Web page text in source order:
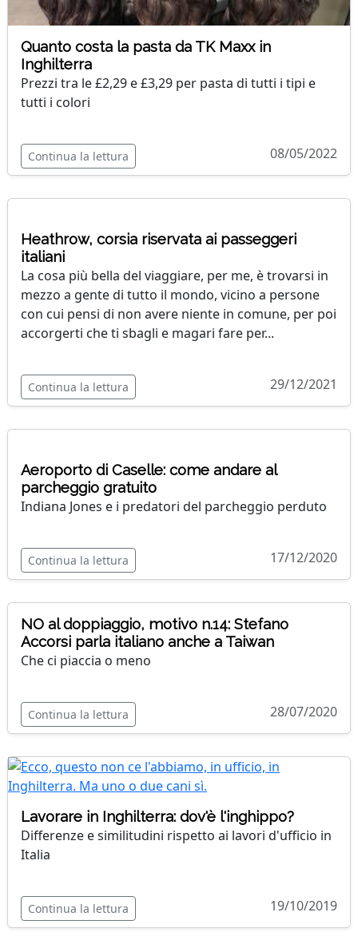
Quanto costa la pasta da TK Maxx in
Inghilterra
Prezzi tra le £2,29 e £3,29 per pasta di tutti i tipi e
tutti i colori
Continua la lettura 08/05/2022
Heathrow, corsia riservata ai passeggeri
italiani
La cosa più bella del viaggiare, per me, è trovarsi in
mezzo a gente di tutto il mondo, vicino a persone
con cui pensi di non avere niente in comune, per poi
accorgerti che ti sbagli e magari fare per...
Continua la lettura 29/12/2021
Aeroporto di Caselle: come andare al
parcheggio gratuito
Indiana Jones e i predatori del parcheggio perduto
Continua la lettura 17/12/2020
NO al doppiaggio, motivo n.14: Stefano
Accorsi parla italiano anche a Taiwan
Che ci piaccia o meno
Continua la lettura 28/07/2020
Lavorare in Inghilterra: dov'è l'inghippo?
Differenze e similitudini rispetto ai lavori d'ufficio in
Italia
Continua la lettura 19/10/2019